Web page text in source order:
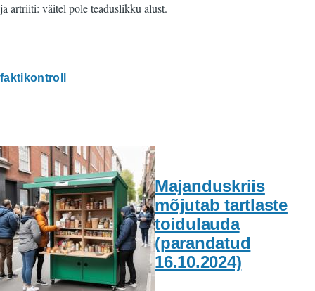
ja artriiti: väitel pole teaduslikku alust.
faktikontroll
Majanduskriis
mõjutab tartlaste
toidulauda
(parandatud
16.10.2024)